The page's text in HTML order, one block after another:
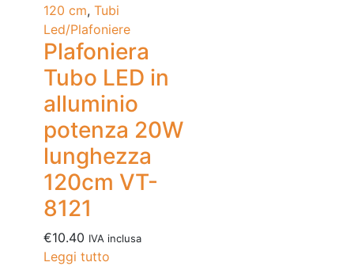
120 cm, Tubi
Led/Plafoniere
Plafoniera
Tubo LED in
alluminio
potenza 20W
lunghezza
120cm VT-
8121
€10.40 IVA inclusa
Leggi tutto